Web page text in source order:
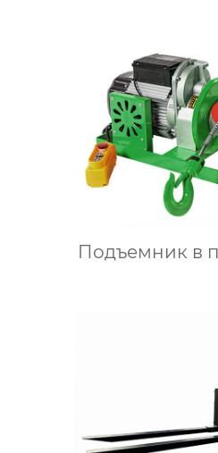
Подъемник в